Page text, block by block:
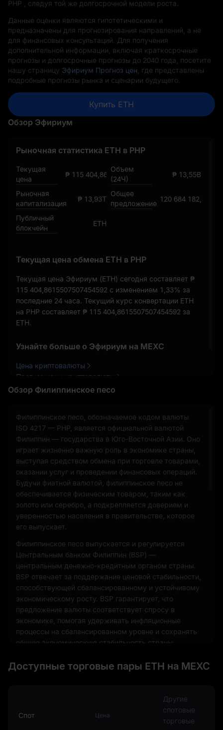
PHP , следуя той же долгосрочной модели роста.
Данные оценки являются гипотетическими и
предназначены для прогнозирования направлений, а не
для финансовых консультаций. Для получения
дополнительной информации, включая краткосрочные
прогнозы и долгосрочные прогнозы до 2040 года, посетите
нашу страницу Эфириум Прогноз цен, где представлены
подробные прогнозы рынка и сценарии будущего.
Купить ETH
Обзор Эфириум
Обзор Филиппинское песо
Рыночная статистика ETH в PHP
Текущая
цена
₱ 115 404,8615507507454592
Объем
(24Ч)
₱ 13,55B
Рыночная
капитализация
₱ 13,93T
Общее
предложение
120 684
Публичный
блокчейн
ETH
Текущая цена обмена ETH в PHP
Текущая цена Эфириум (ETH) сегодня составляет ₱
115 404,8615507507454592 с изменением 1,33% за
последние 24 часа. Текущий курс конвертации ETH
на PHP составляет ₱ 115 404,8615507507454592 за
ETH.
Узнайте больше о Эфириум на MEXC
Цена криптовалюты
Прогноз цены криптовалюты
Как купить криптовалюту
Филиппинское песо, обозначаемое кодом валюты
ISO 4217 — PHP, является официальной валютой
Филиппин — государства в Юго-Восточной Азии. Оно
играет жизненно важную роль в экономике страны,
выступая средством обмена при торговле товарами,
оказании услуг и проведении финансовых операций.
Будучи фиатной валютой, филиппинское песо не
обеспечивается физическим товаром, таким как
золото или серебро, а подкрепляется доверием и
уверенностью населения в правительстве, которое
его выпускает.
Филиппинское песо выпускается и регулируется
Центральным банком Филиппин (BSP) —
центральным денежно-кредитным органом страны.
BSP отвечает за поддержание ценовой стабильности,
способствующей сбалансированному и устойчивому
экономическому росту. BSP гарантирует, что
предложение валюты соответствует спросу в
экономике, помогая удерживать инфляционные
процессы на сбалансированном уровне и сохранять
общую экономическую стабильность страны.
песо используется для всех внутренних операций —
виде монет, так и в виде банкнот различных
номиналов, что облегчает проведение операций
разного масштаба. Дизайн валюты отражает
Доступные торговые пары ETH на MEXC
Спот Цена
Другие
спотовые
торговые